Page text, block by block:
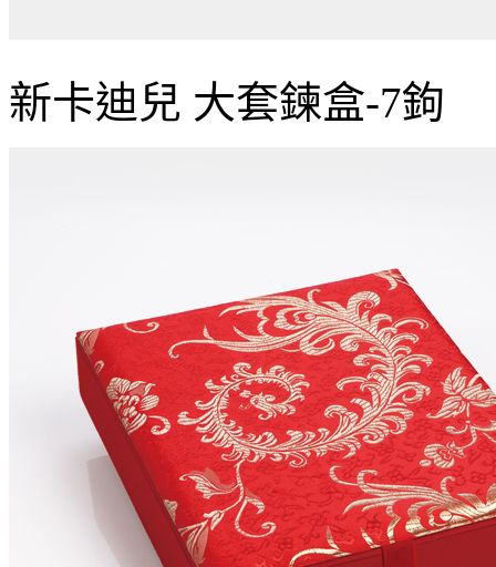
新卡迪兒 大套鍊盒-7鉤